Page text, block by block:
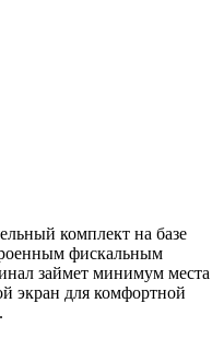
комплект на базе
фискальным
займет минимум места
экран для комфортной